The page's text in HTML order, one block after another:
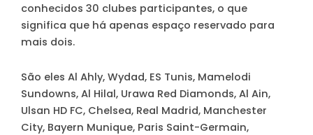
conhecidos 30 clubes participantes, o que
significa que há apenas espaço reservado para
mais dois.
São eles Al Ahly, Wydad, ES Tunis, Mamelodi
Sundowns, Al Hilal, Urawa Red Diamonds, Al Ain,
Ulsan HD FC, Chelsea, Real Madrid, Manchester
City, Bayern Munique, Paris Saint-Germain,